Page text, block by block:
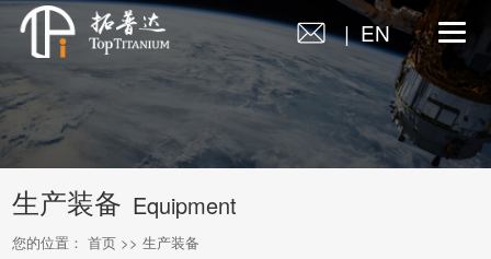
| EN
生产装备 Equipment
您的位置： 首页 >>生产装备